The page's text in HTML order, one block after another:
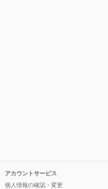
アカウントサービス
個人情報の確認・変更